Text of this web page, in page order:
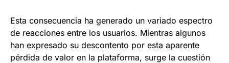
Esta consecuencia ha generado un variado espectro
de reacciones entre los usuarios. Mientras algunos
han expresado su descontento por esta aparente
pérdida de valor en la plataforma, surge la cuestión